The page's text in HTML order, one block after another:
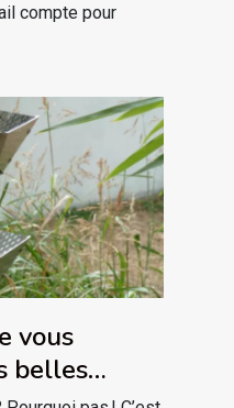
compte pour
vous
belles